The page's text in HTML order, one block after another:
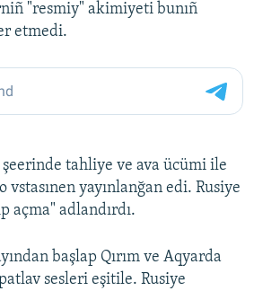
"resmiy" akimiyeti bunıñ
etmedi.
şeerinde tahliye ve ava ücümi ile
vstasınen yayınlanğan edi. Rusiye
açma" adlandırdı.
başlap Qırım ve Aqyarda
sesleri eşitile. Rusiye